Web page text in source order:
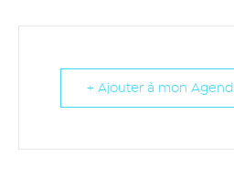
+ Ajouter à mon